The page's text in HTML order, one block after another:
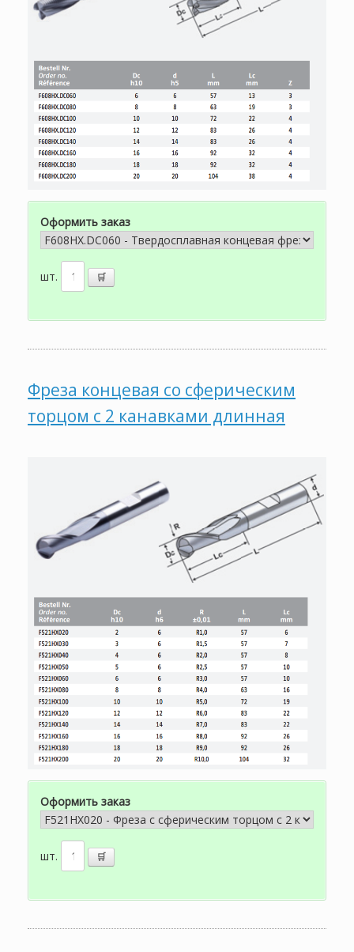
Оформить заказ
шт.
Фреза концевая со сферическим
торцом с 2 канавками длинная
Оформить заказ
шт.